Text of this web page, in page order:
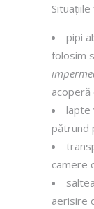
pipi
folosim
acoperă
lapte
pătrund
camere
aerisire